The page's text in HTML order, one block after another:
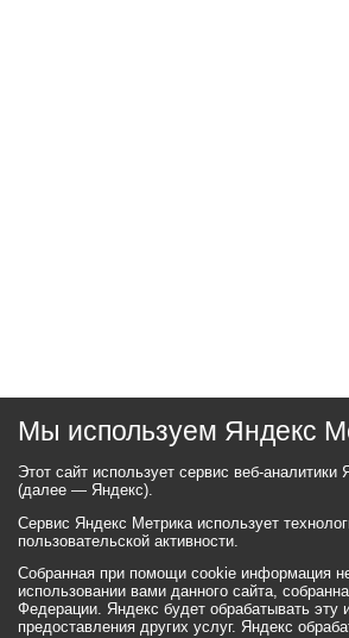
Мы используем Яндекс
Этот сайт использует сервис веб-
(далее — Яндекс).
Сервис Яндекс Метрика использует
пользовательской активности.
Собранная при помощи cookie информация
использовании вами данного сайта,
Федерации. Яндекс будет обрабатывать эту
предоставления других услуг. Яндекс